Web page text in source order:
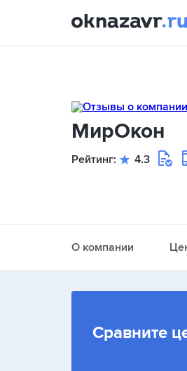
МирОкон
Рейтинг: 4.3
О компании
Сравните